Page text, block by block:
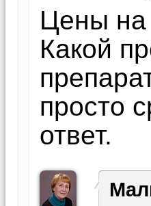
Цены на
Какой
просто
ответ.